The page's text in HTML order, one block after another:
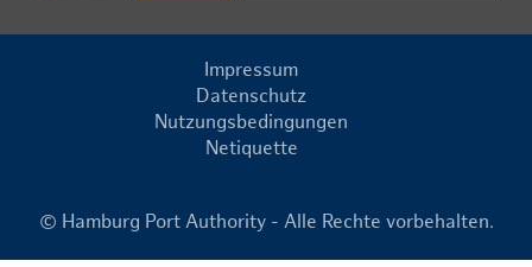
Impressum
Datenschutz
Nutzungsbedingungen
Netiquette
© Hamburg Port Authority - Alle Rechte vorbehalten.